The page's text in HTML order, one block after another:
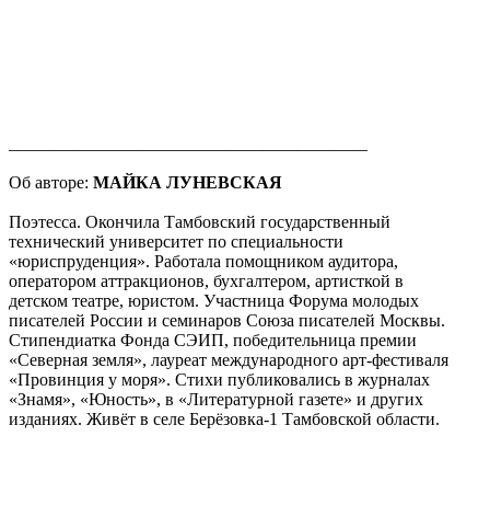
Об авторе: МАЙКА ЛУНЕВСКАЯ
Поэтесса. Окончила Тамбовский государственный
технический университет по специальности
«юриспруденция». Работала помощником аудитора,
оператором аттракционов, бухгалтером, артисткой в
детском театре, юристом. Участница Форума молодых
писателей России и семинаров Союза писателей Москвы.
Стипендиатка Фонда СЭИП, победительница премии
«Северная земля», лауреат международного арт-фестиваля
«Провинция у моря». Стихи публиковались в журналах
«Знамя», «Юность», в «Литературной газете» и других
изданиях. Живёт в селе Берёзовка-1 Тамбовской области.